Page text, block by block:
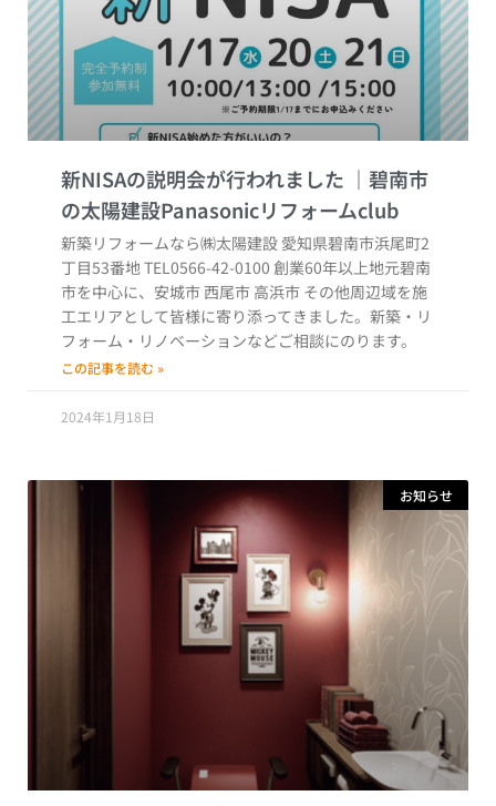
新NISAの説明会が行われました
新築リフォームなら㈱太陽建設 愛知県碧南市浜尾町2
丁目53番地 TEL0566-42-0100 創業60年以上地元碧南
市を中心に、安城市 西尾市 高浜市 その他周辺域を施
工エリアとして皆様に寄り添ってきました。新築・リ
フォーム・リノベーションなどご相談にのります。
この記事を読む »
2024年1月18日
お知らせ